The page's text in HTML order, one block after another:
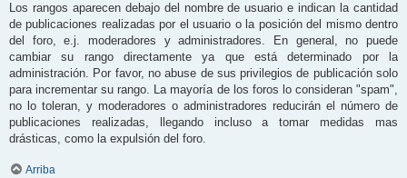
Los rangos aparecen debajo del nombre de usuario e indican la cantidad
de publicaciones realizadas por el usuario o la posición del mismo dentro
del foro, e.j. moderadores y administradores. En general, no puede
cambiar su rango directamente ya que está determinado por la
administración. Por favor, no abuse de sus privilegios de publicación solo
para incrementar su rango. La mayoría de los foros lo consideran "spam",
no lo toleran, y moderadores o administradores reducirán el número de
publicaciones realizadas, llegando incluso a tomar medidas mas
drásticas, como la expulsión del foro.
Arriba